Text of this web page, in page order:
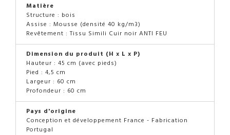
Matière
Structure : bois
Assise : Mousse (densité 40 kg/m3)
Revêtement : Tissu Simili Cuir noir ANTI FEU
Dimension du produit (H x L x P)
Hauteur : 45 cm (avec pieds)
Pied : 4,5 cm
Largeur : 60 cm
Profondeur : 60 cm
Pays d'origine
Conception et développement France - Fabrication
Portugal